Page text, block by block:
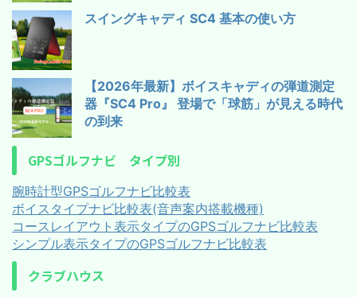
スイングキャディ SC4 基本の使い方
【2026年最新】ボイスキャディの弾道測定
器『SC4 Pro』 登場で「球筋」が見える時代
の到来
GPSゴルフナビ タイプ別
腕時計型GPSゴルフナビ比較表
ボイスタイプナビ比較表(音声案内搭載機種)
コースレイアウト表示タイプのGPSゴルフナビ比較表
シンプル表示タイプのGPSゴルフナビ比較表
クラブハウス